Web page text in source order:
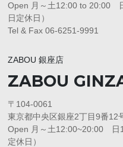
Open 月～土12:00 to 20:00
日定休日）
Tel & Fax 06-6251-9991
ZABOU 銀座店
ZABOU
〒104-0061
東京都中央区銀座2丁目9番12
Open 月～土12:00~20:00 日
定休日）